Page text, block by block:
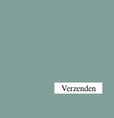
Verzenden